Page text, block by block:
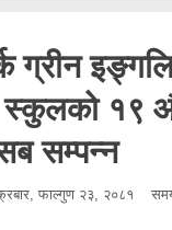
ग्रीन
स्कुलको १९
सम्पन्न
फाल्गुण २३, २०८१